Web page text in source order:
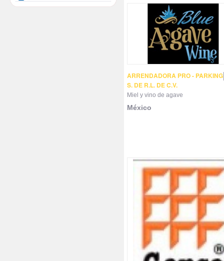
ARRENDADORA PRO - PARKING
S. DE R.L. DE C.V.
Miel y vino de agave
México